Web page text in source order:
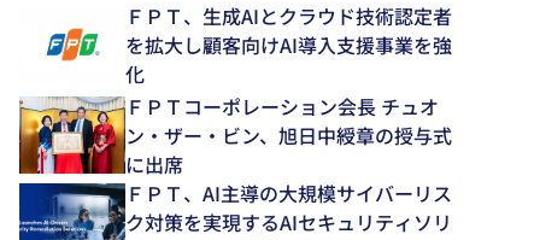
ＦＰＴ、生成AIとクラウド技術認定者
を拡大し顧客向けAI導入支援事業を強
化
ＦＰＴコーポレーション会長 チュオ
ン・ザー・ビン、旭日中綬章の授与式
に出席
ＦＰＴ、AI主導の大規模サイバーリス
ク対策を実現するAIセキュリティソリ